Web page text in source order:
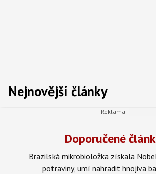
Nejnovější články
Doporučené
Brazilská mikrobioložka získala
potraviny, umí nahradit hnojiva